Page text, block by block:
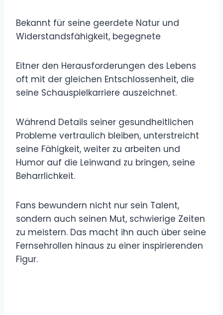
Bekannt für seine geerdete Natur und
Widerstandsfähigkeit, begegnete
Eitner den Herausforderungen des Lebens
oft mit der gleichen Entschlossenheit, die
seine Schauspielkarriere auszeichnet.
Während Details seiner gesundheitlichen
Probleme vertraulich bleiben, unterstreicht
seine Fähigkeit, weiter zu arbeiten und
Humor auf die Leinwand zu bringen, seine
Beharrlichkeit.
Fans bewundern nicht nur sein Talent,
sondern auch seinen Mut, schwierige Zeiten
zu meistern. Das macht ihn auch über seine
Fernsehrollen hinaus zu einer inspirierenden
Figur.